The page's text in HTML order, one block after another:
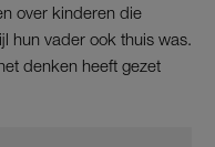
over kinderen die
hun vader ook thuis was.
denken heeft gezet